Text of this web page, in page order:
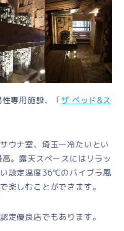
専用施設、「ザ ベッド&ス
ウナ室、埼玉一冷たいとい
。露天スペースにはリラッ
設定温度36℃のバイブラ風
で楽しむことができます。
定優良店でもあります。